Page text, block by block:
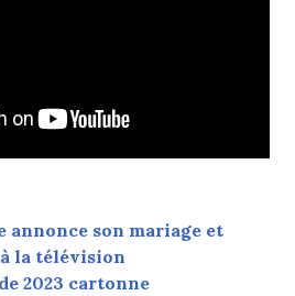
annonce son mariage et
la télévision
2023 cartonne